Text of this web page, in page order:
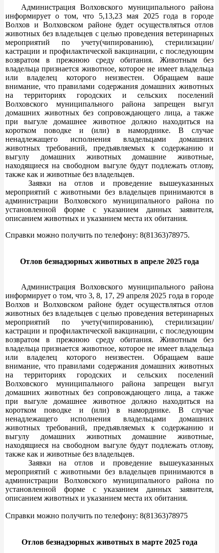
Администрация Волховского муниципального района
информирует о том, что 5,13,23 мая 2025 года в городе
Волхов и Волховском районе будет осуществляться отлов
животных без владельцев с целью проведения ветеринарных
мероприятий по учету(чипированию), стерилизации/
кастрации и профилактической вакцинации, с последующим
возвратом в прежнюю среду обитания. Животным без
владельца признается животное, которое не имеет владельца
или владелец которого неизвестен. Обращаем ваше
внимание, что правилами содержания домашних животных
на территориях городских и сельских поселений
Волховского муниципального района запрещен выгул
домашних животных без сопровождающего лица, а также
при выгуле домашнее животное должно находиться на
коротком поводке и (или) в наморднике. В случае
ненадлежащего исполнения владельцами домашних
животных требований, предъявляемых к содержанию и
выгулу домашних животных домашние животные,
находящиеся на свободном выгуле будут подлежать отлову,
также как и животные без владельцев.
Заявки на отлов и проведение вышеуказанных
мероприятий с животными без владельцев принимаются в
администрации Волховского муниципального района по
установленной форме с указанием данных заявителя,
описанием животных и указанием места их обитания.
Справки можно получить по телефону: 8(81363)78975.
Отлов безнадзорных животных в апреле 2025 года
Администрация Волховского муниципального района
информирует о том, что 3, 8, 17, 29 апреля 2025 года в городе
Волхов и Волховском районе будет осуществляться отлов
животных без владельцев с целью проведения ветеринарных
мероприятий по учету(чипированию), стерилизации/
кастрации и профилактической вакцинации, с последующим
возвратом в прежнюю среду обитания. Животным без
владельца признается животное, которое не имеет владельца
или владелец которого неизвестен. Обращаем ваше
внимание, что правилами содержания домашних животных
на территориях городских и сельских поселений
Волховского муниципального района запрещен выгул
домашних животных без сопровождающего лица, а также
при выгуле домашнее животное должно находиться на
коротком поводке и (или) в наморднике. В случае
ненадлежащего исполнения владельцами домашних
животных требований, предъявляемых к содержанию и
выгулу домашних животных домашние животные,
находящиеся на свободном выгуле будут подлежать отлову,
также как и животные без владельцев.
Заявки на отлов и проведение вышеуказанных
мероприятий с животными без владельцев принимаются в
администрации Волховского муниципального района по
установленной форме с указанием данных заявителя,
описанием животных и указанием места их обитания.
Справки можно получить по телефону: 8(81363)78975
Отлов безнадзорных животных в марте 2025 года